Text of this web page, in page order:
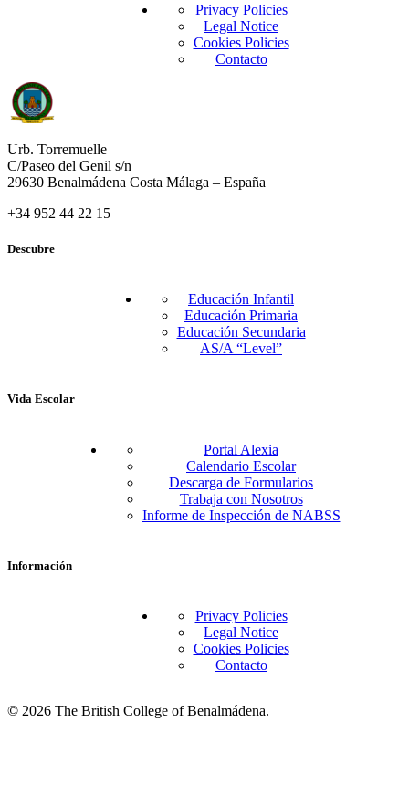
Privacy Policies
Legal Notice
Cookies Policies
Contacto
Urb. Torremuelle
C/Paseo del Genil s/n
29630 Benalmádena Costa Málaga – España
+34 952 44 22 15
Descubre
Educación Infantil
Educación Primaria
Educación Secundaria
AS/A “Level”
Vida Escolar
Portal Alexia
Calendario Escolar
Descarga de Formularios
Trabaja con Nosotros
Informe de Inspección de NABSS
Información
Privacy Policies
Legal Notice
Cookies Policies
Contacto
© 2026 The British College of Benalmádena.